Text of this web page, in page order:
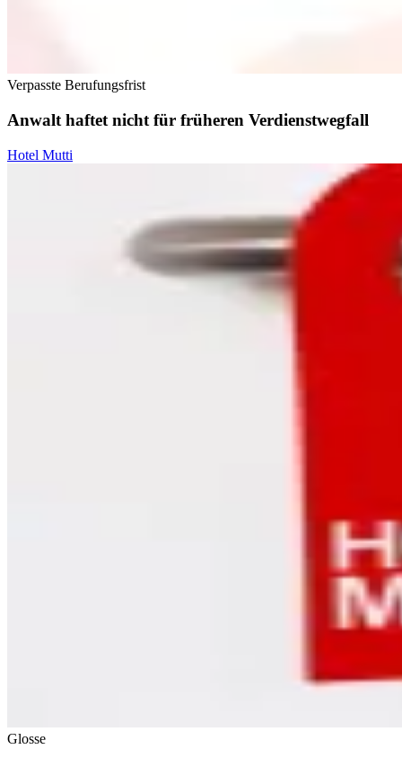
Verpasste Berufungsfrist
Anwalt haftet nicht für früheren Verdienstwegfall
Hotel Mutti
Glosse